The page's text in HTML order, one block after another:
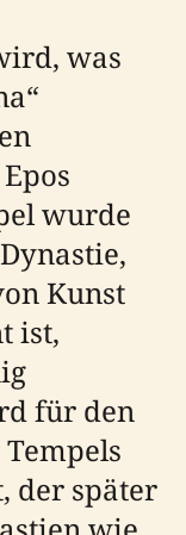
was
wurde
Kunst
ist,
für den
der später